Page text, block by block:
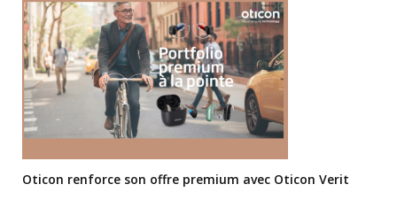
Oticon renforce son offre premium avec Oticon Verit